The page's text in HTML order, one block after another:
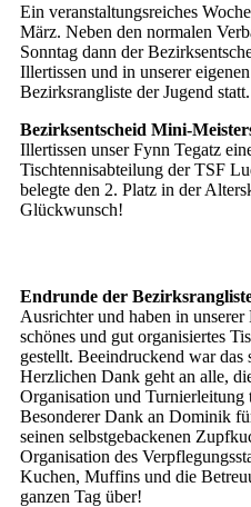
Ein veranstaltungsreiches
März. Neben den normalen
Sonntag dann der
Illertissen und in unserer
Bezirksrangliste der Jugend statt.
Bezirksentscheid Mini-
Illertissen unser Fynn Tegatz
Tischtennisabteilung der TSF
belegte den 2. Platz in der
Glückwunsch!
Endrunde der
Ausrichter und haben in
schönes und gut organisiertes
gestellt. Beeindruckend war
Herzlichen Dank geht an alle,
Organisation und Turnierleitung
Besonderer Dank an Dominik
seinen selbstgebackenen
Organisation des
Kuchen, Muffins und die
ganzen Tag über!